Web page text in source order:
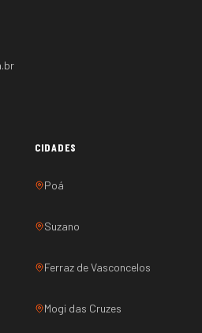
CIDADES
Poá
Suzano
Ferraz de Vasconcelos
Mogi das Cruzes